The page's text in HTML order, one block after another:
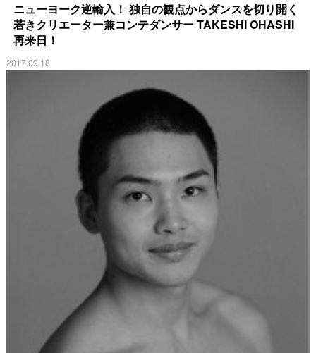
ニューヨーク逆輸入！ 独自の観点からダンスを切り開く
若きクリエーター兼コンテダンサー TAKESHI OHASHI
再来日！
2017.09.18